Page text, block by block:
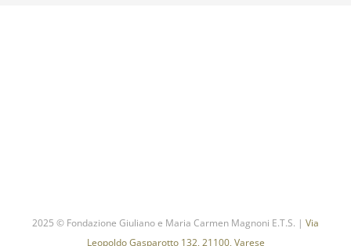
2025 © Fondazione Giuliano e Maria Carmen Magnoni E.T.S. | Via
Leopoldo Gasparotto 132, 21100, Varese